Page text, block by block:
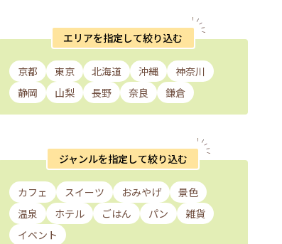
エリアを指定して絞り込む
京都 東京 北海道 沖縄
神奈川
静岡
山梨 長野 奈良 鎌倉
ジャンルを指定して絞り込む
カフェ スイーツ おみやげ
景色
温泉
ホテル ごはん パン
雑貨
イベント